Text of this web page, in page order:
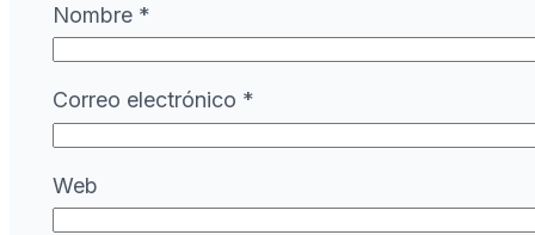
Nombre *
Correo electrónico *
Web